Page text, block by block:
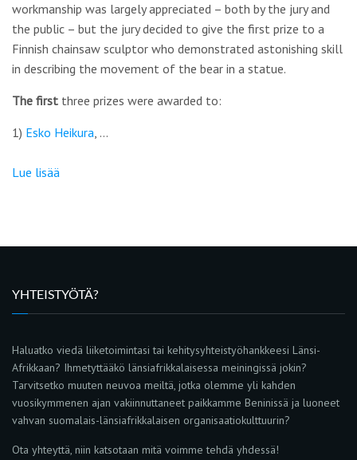
workmanship was largely appreciated – both by the jury and
the public – but the jury decided to give the first prize to a
Finnish chainsaw sculptor who demonstrated astonishing skill
in describing the movement of the bear in a statue.
The first three prizes were awarded to:
1) Esko Heikura, …
Lue lisää
YHTEISTYÖTÄ?
Haluatko viedä liiketoimintasi tai kehitysyhteistyöhankkeesi Länsi-
Afrikkaan? Ihmetyttääkö länsiafrikkalaisessa meiningissä jokin?
Tarvitsetko muuten neuvoa meiltä, jotka olemme yli kahden
vuosikymmenen ajan vakiinnuttaneet paikkamme Beninissä ja luoneet
vahvan suomalais-länsiafrikkalaisen organisaatiokulttuurin?
Ota yhteyttä, niin katsotaan mitä voimme tehdä yhdessä!